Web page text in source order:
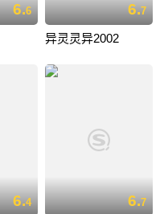
6.6 6.7
异灵灵异2002
6.4 6.7